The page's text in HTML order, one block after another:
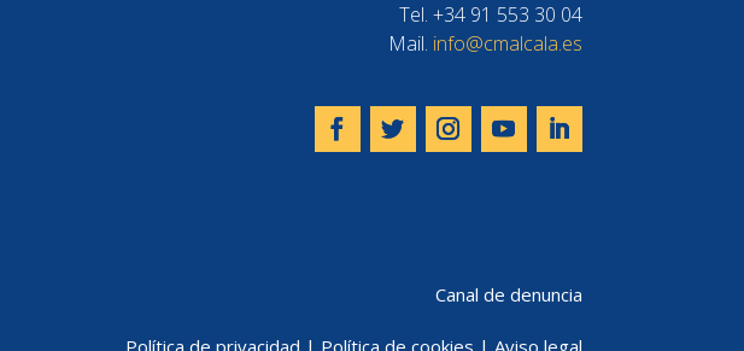
Tel. +34 91 553 30 04
Mail. info@cmalcala.es
Canal de denuncia
Política de privacidad | Política de cookies | Aviso legal